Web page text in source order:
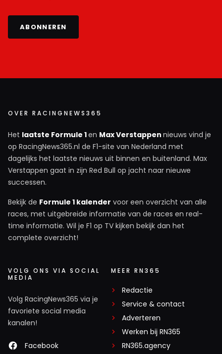
ABONNEREN
OVER RACINGNEWS365
Het laatste Formule 1en Max Verstappen nieuws vind je
op RacingNews365.nl de F1-site van Nederland met
dagelijks het laatste nieuws uit binnen en buitenland. Max
Verstappen gaat in zijn Red Bull op jacht naar nieuwe
successen.
Bekijk de Formule 1 kalender voor een overzicht van alle
races, met uitgebreide informatie van de races en real-
time informatie. Wil je F1 op TV kijken bekijk dan het
complete overzicht!
VOLG ONS VIA SOCIAL
MEDIA
Volg RacingNews365 via je
favoriete social media
kanalen!
Facebook
MEER RN365
Redactie
Service & contact
Adverteren
Werken bij RN365
RN365.agency